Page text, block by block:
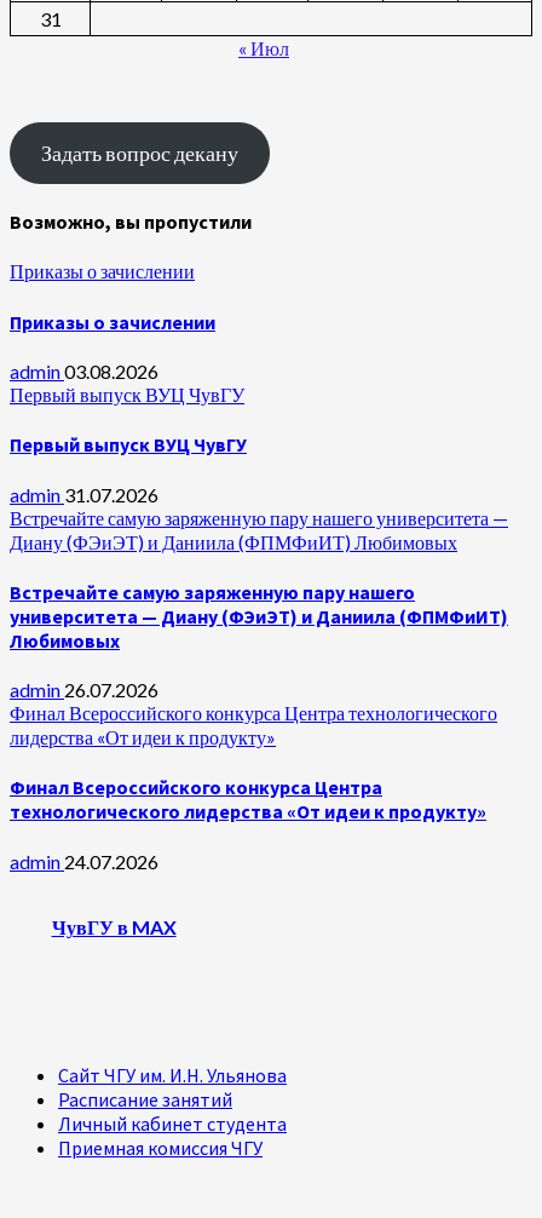
31
« Июл
Задать вопрос декану
Возможно, вы пропустили
Приказы о зачислении
Приказы о зачислении
admin03.08.2026
Первый выпуск ВУЦ ЧувГУ
Первый выпуск ВУЦ ЧувГУ
admin 31.07.2026
Встречайте самую заряженную пару нашего университета —
Диану (ФЭиЭТ) и Даниила (ФПМФиИТ) Любимовых
Встречайте самую заряженную пару нашего
университета — Диану (ФЭиЭТ) и Даниила (ФПМФиИТ)
Любимовых
admin 26.07.2026
Финал Всероссийского конкурса Центра технологического
лидерства «От идеи к продукту»
Финал Всероссийского конкурса Центра
технологического лидерства «От идеи к продукту»
admin 24.07.2026
ЧувГУ в MAX
Сайт ЧГУ им. И.Н. Ульянова
Расписание занятий
Личный кабинет студента
Приемная комиссия ЧГУ